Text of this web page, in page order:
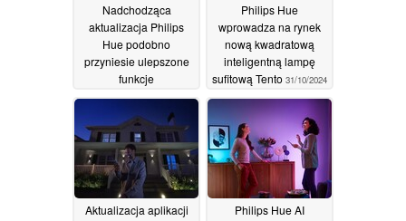
Nadchodząca
aktualizacja Philips
Hue podobno
przyniesie ulepszone
funkcje
bezpieczeństwa w
31/10/2024
Philips Hue
wprowadza na rynek
nową kwadratową
inteligentną lampę
sufitową Tento 31/10/2024
Aktualizacja aplikacji
Philips Hue AI